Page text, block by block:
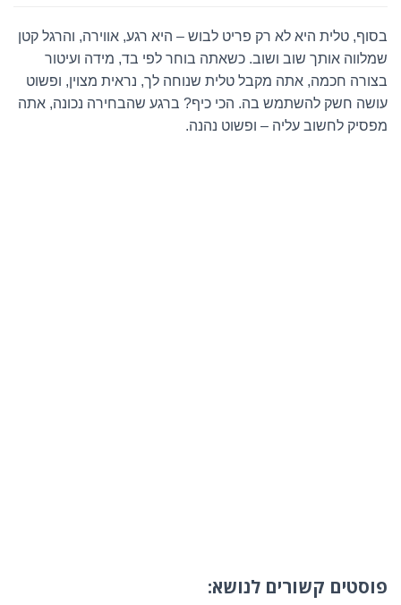
בסוף, טלית היא לא רק פריט לבוש – היא רגע, אווירה, והרגל קטן
שמלווה אותך שוב ושוב. כשאתה בוחר לפי בד, מידה ועיטור
בצורה חכמה, אתה מקבל טלית שנוחה לך, נראית מצוין, ופשוט
עושה חשק להשתמש בה. הכי כיף? ברגע שהבחירה נכונה, אתה
מפסיק לחשוב עליה – ופשוט נהנה.
פוסטים קשורים לנושא: